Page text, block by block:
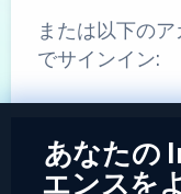
または以下のア
でサインイン:
あなたの
エンスを